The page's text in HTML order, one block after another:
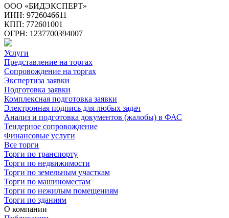
ООО «БИДЭКСПЕРТ»
ИНН: 9726046611
КПП: 772601001
ОГРН: 1237700394007
Услуги
Представление на торгах
Сопровождение на торгах
Экспертиза заявки
Подготовка заявки
Комплексная подготовка заявки
Электронная подпись для любых задач
Анализ и подготовка документов (жалобы) в ФАС
Тендерное сопровождение
Финансовые услуги
Все торги
Торги по транспорту
Торги по недвижимости
Торги по земельным участкам
Торги по машиноместам
Торги по нежилым помещениям
Торги по зданиям
О компании